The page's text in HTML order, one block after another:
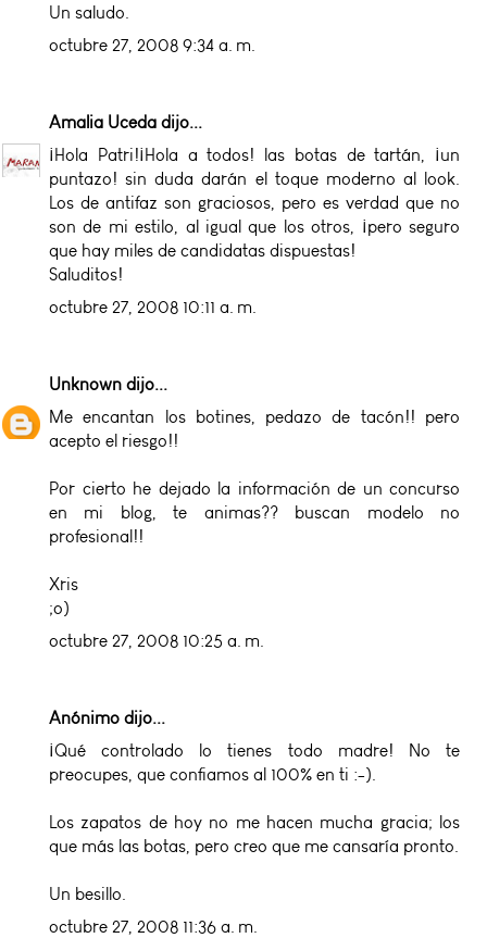
Un saludo.
octubre 27, 2008 9:34 a. m.
Amalia Uceda dijo...
¡Hola Patri!¡Hola a todos! las botas de tartán, ¡un
puntazo! sin duda darán el toque moderno al look.
Los de antifaz son graciosos, pero es verdad que no
son de mi estilo, al igual que los otros, ¡pero seguro
que hay miles de candidatas dispuestas!
Saluditos!
octubre 27, 2008 10:11 a. m.
Unknown dijo...
Me encantan los botines, pedazo de tacón!! pero
acepto el riesgo!!
Por cierto he dejado la información de un concurso
en mi blog, te animas?? buscan modelo no
profesional!!
Xris
;o)
octubre 27, 2008 10:25 a. m.
Anónimo dijo...
¡Qué controlado lo tienes todo madre! No te
preocupes, que confiamos al 100% en ti :-).
Los zapatos de hoy no me hacen mucha gracia; los
que más las botas, pero creo que me cansaría pronto.
Un besillo.
octubre 27, 2008 11:36 a. m.